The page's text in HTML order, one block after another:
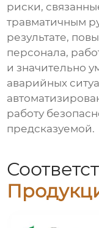
риски,
травматичным
результате,
персонала,
и значительно
аварийных
работу
предсказуемой.